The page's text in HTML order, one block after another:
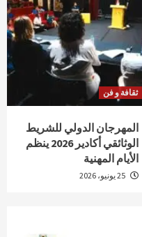
ثقافة و فن
المهرجان الدولي للشريط
الوثائقي أكادير 2026 ينظم
الأيام المهنية